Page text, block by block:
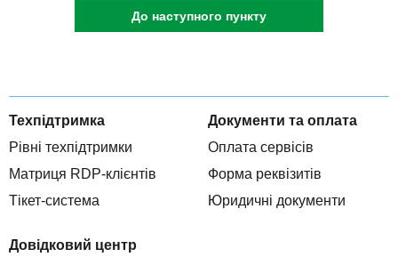
До наступного пункту
Техпідтримка
Рівні техпідтримки
Матриця RDP-клієнтів
Тікет-система
Документи та оплата
Оплата сервісів
Форма реквізитів
Юридичні документи
Довідковий центр